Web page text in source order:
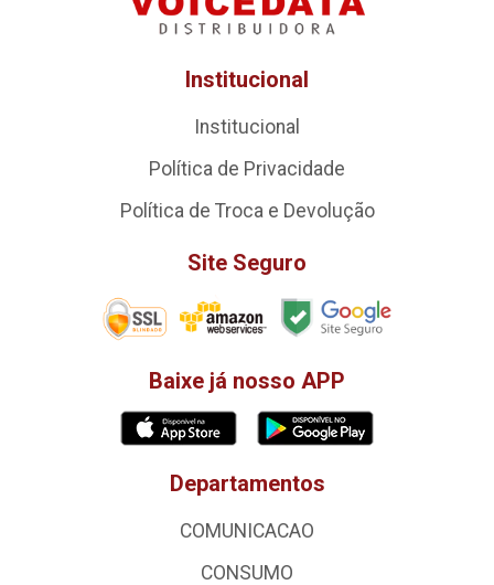
Institucional
Institucional
Política de Privacidade
Política de Troca e Devolução
Site Seguro
Baixe já nosso APP
Departamentos
COMUNICACAO
CONSUMO